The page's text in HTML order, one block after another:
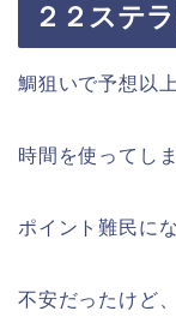
２２ステ
鯛狙いで予想以
時間を使ってし
ポイント難民に
不安だったけど、